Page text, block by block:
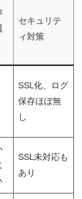
セキュリテ
ィ対策
SSL化、ログ
保存ほぼ無
し
SSL未対応も
あり